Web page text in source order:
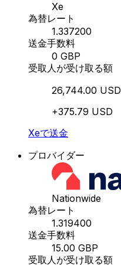
Xe
為替レート
1.337200
送金手数料
0 GBP
受取人が受け取る額
26,744.00 USD
+375.79 USD
Xeで送金
プロバイダー
Nationwide
為替レート
1.319400
送金手数料
15.00 GBP
受取人が受け取る額